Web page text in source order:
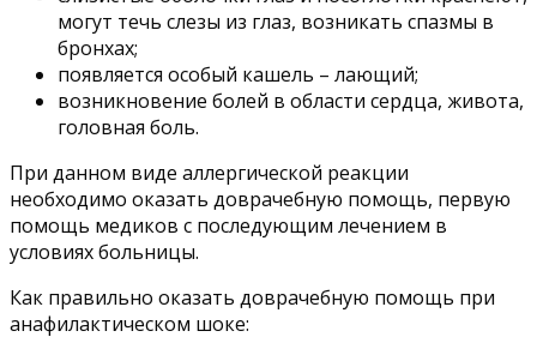
могут течь слезы из глаз, возникать спазмы в
бронхах;
появляется особый кашель – лающий;
возникновение болей в области сердца, живота,
головная боль.
При данном виде аллергической реакции
необходимо оказать доврачебную помощь, первую
помощь медиков с последующим лечением в
условиях больницы.
Как правильно оказать доврачебную помощь при
анафилактическом шоке: